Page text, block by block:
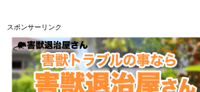
スポンサーリンク